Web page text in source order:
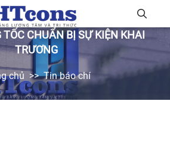
CHUẨN BỊ SỰ KIỆN KHAI
TRƯƠNG
chủ Tin báo chí